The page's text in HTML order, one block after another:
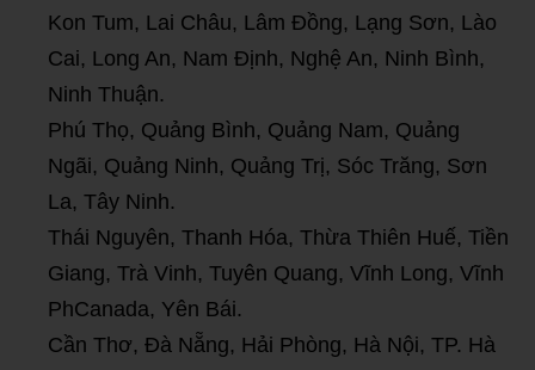
Kon Tum, Lai Châu, Lâm Đồng, Lạng Sơn, Lào
Cai, Long An, Nam Định, Nghệ An, Ninh Bình,
Ninh Thuận.
Phú Thọ, Quảng Bình, Quảng Nam, Quảng
Ngãi, Quảng Ninh, Quảng Trị, Sóc Trăng, Sơn
La, Tây Ninh.
Thái Nguyên, Thanh Hóa, Thừa Thiên Huế, Tiền
Giang, Trà Vinh, Tuyên Quang, Vĩnh Long, Vĩnh
PhCanada, Yên Bái.
Cần Thơ, Đà Nẵng, Hải Phòng, Hà Nội, TP. Hà